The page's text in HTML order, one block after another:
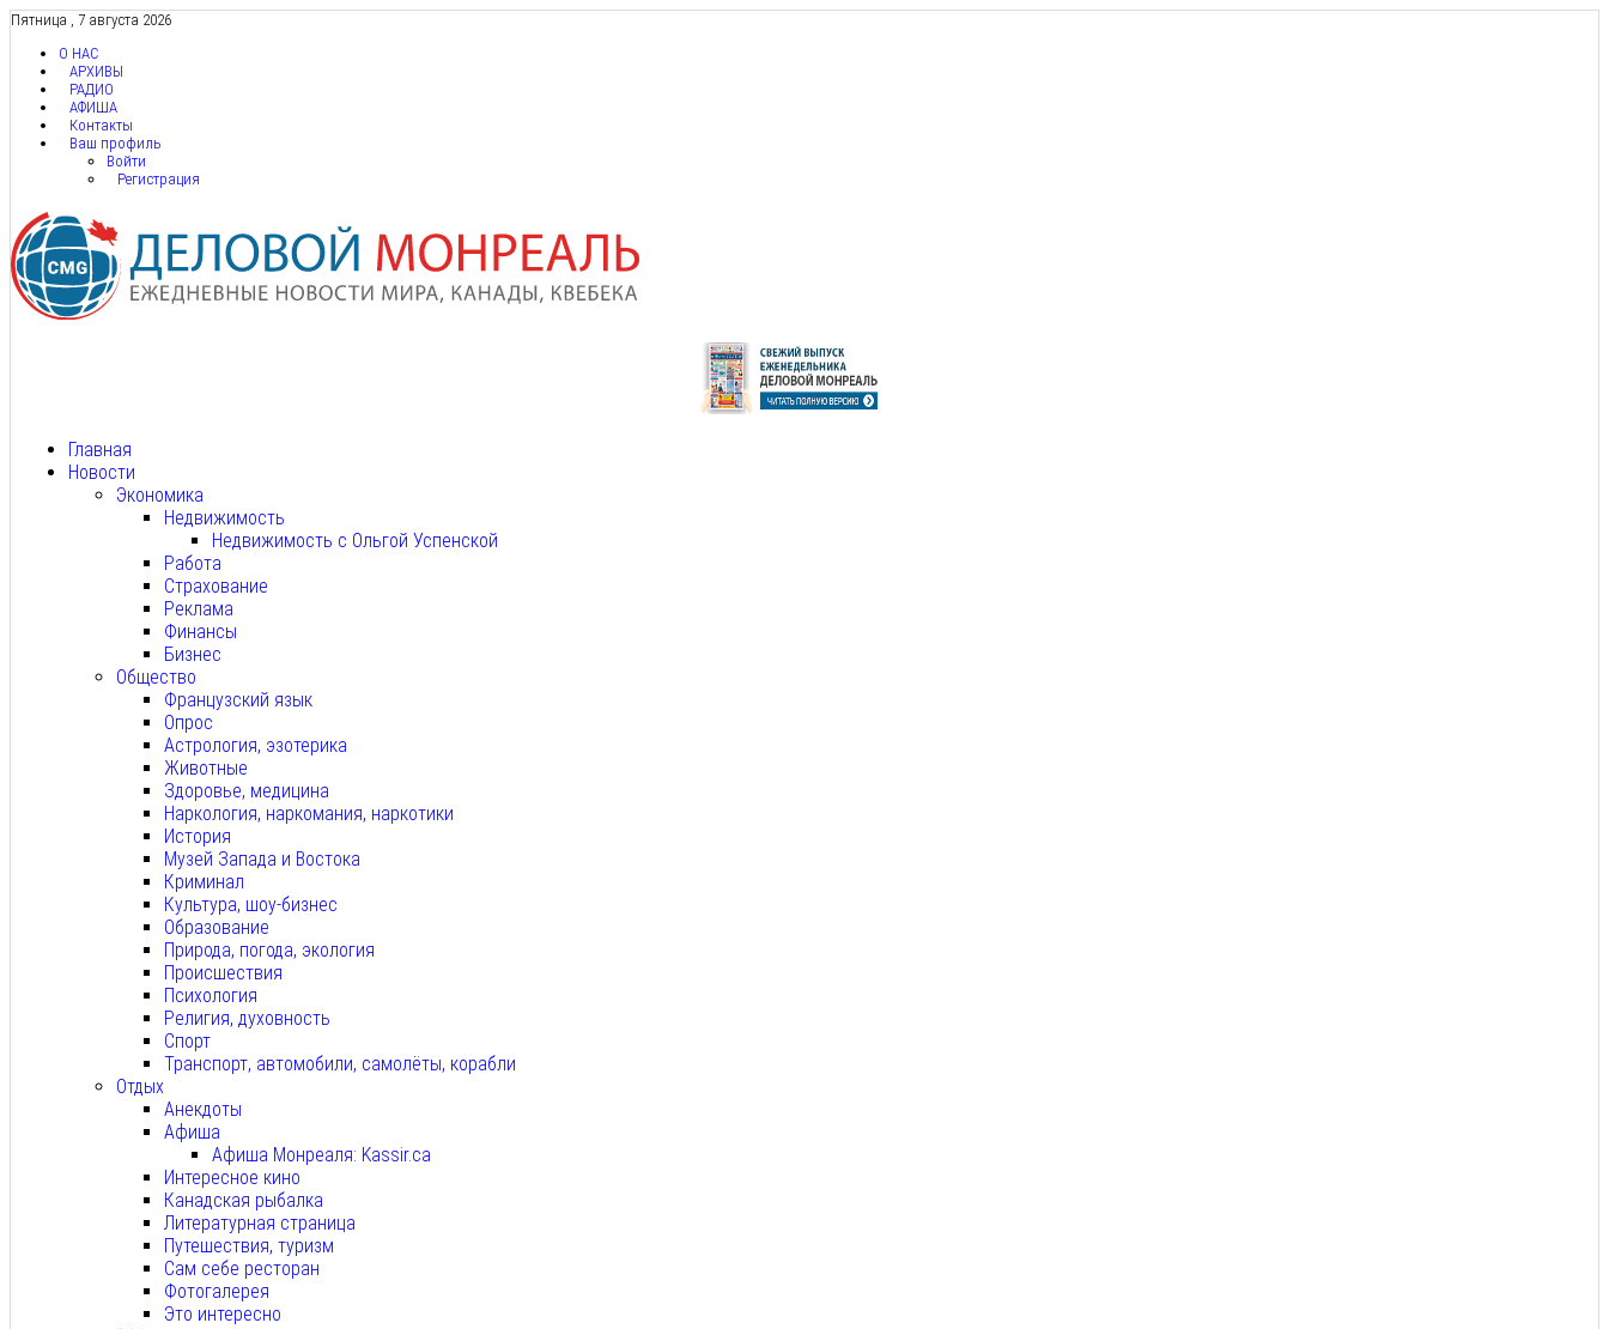
Пятница , 7 августа 2026
О НАС
АРХИВЫ
РАДИО
АФИША
Контакты
Ваш профиль
Войти
Регистрация
Главная
Новости
Экономика
Недвижимость
Недвижимость с Ольгой Успенской
Работа
Страхование
Реклама
Финансы
Бизнес
Общество
Французский язык
Опрос
Астрология, эзотерика
Животные
Здоровье, медицина
Наркология, наркомания, наркотики
История
Музей Запада и Востока
Криминал
Культура, шоу-бизнес
Образование
Природа, погода, экология
Происшествия
Психология
Религия, духовность
Спорт
Транспорт, автомобили, самолёты, корабли
Отдых
Анекдоты
Афиша
Афиша Монреаля: Kassir.ca
Интересное кино
Канадская рыбалка
Литературная страница
Путешествия, туризм
Сам себе ресторан
Фотогалерея
Это интересно